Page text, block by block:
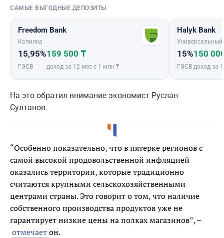
САМЫЕ ВЫГОДНЫЕ ДЕПОЗИТЫ
Freedom Bank
Копилка
15,95%
ГЭСВ
159 500 ₸
доход за 12 мес с 1 млн ₸
Halyk Bank
Универсальный
15%
ГЭСВ
150
доход за
На это обратил внимание экономист Руслан
Султанов.
“Особенно показательно, что в пятерке регионов с
самой высокой продовольственной инфляцией
оказались территории, которые традиционно
считаются крупными сельскохозяйственными
центрами страны. Это говорит о том, что наличие
собственного производства продуктов уже не
гарантирует низкие цены на полках магазинов”, –
отмечаетон.